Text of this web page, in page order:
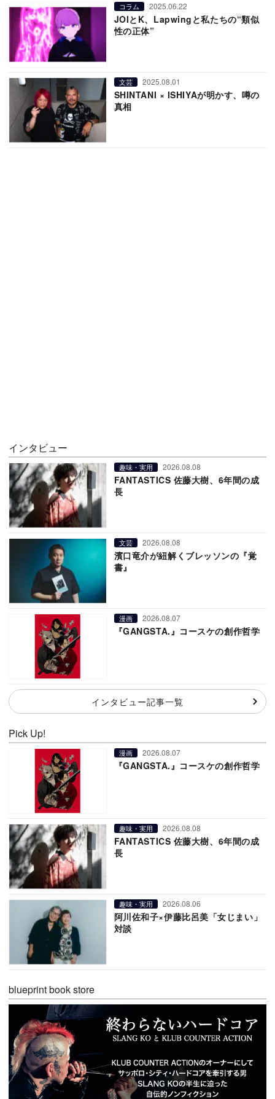
コラム 2025.06.22
JOIとK、Lapwingと私たちの“類似
性の正体”
文芸 2025.08.01
SHINTANI × ISHIYAが明かす、噂の
真相
インタビュー
趣味・実用 2026.08.08
FANTASTICS 佐藤大樹、6年間の成
長
文芸 2026.08.08
濱口竜介が紐解くブレッソンの『覚
書』
漫画 2026.08.07
『GANGSTA.』コースケの創作哲学
インタビュー記事一覧
Pick Up!
漫画 2026.08.07
『GANGSTA.』コースケの創作哲学
趣味・実用 2026.08.08
FANTASTICS 佐藤大樹、6年間の成
長
趣味・実用 2026.08.06
阿川佐和子×伊藤比呂美「女じまい」
対談
blueprint book store